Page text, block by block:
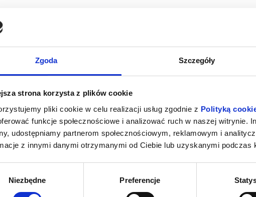
Zgoda Szczegóły
strona korzysta z plików cookie
pliki cookie w celu realizacji usług zgodnie z Polityką
funkcje społecznościowe i analizować ruch w naszej witrynie.
udostępniamy partnerom społecznościowym, reklamowym i
z innymi danymi otrzymanymi od Ciebie lub uzyskanymi podczas
Niezbędne Preferencje
O CZYM SOBIE NIE MÓWIMY
kup bilet
SPIDER-MAN: CAŁKIEM NOWY DZIEŃ
kup bilet